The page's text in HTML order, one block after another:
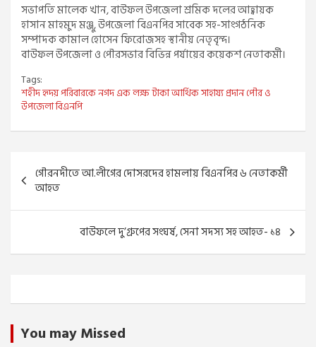
সভাপতি মালেক খান, বাউফল উপজেলা শ্রমিক দলের আহ্বায়ক
হাসান মাহমুদ মঞ্জু, উপজেলা বিএনপির সাবেক সহ-সাংগঠনিক
সম্পাদক কামাল হোসেন ফিরোজসহ স্থানীয় নেতৃবৃন্দ।
বাউফল উপজেলা ও পৌরসভার বিভিন্ন পর্যায়ের কয়েকশ নেতাকর্মী।
Tags:
শহীদ হৃদয় পরিবারকে নগদ এক লক্ষ টাকা আর্থিক সাহায্য প্রদান পৌর ও
উপজেলা বিএনপি
Post
navigation
গৌরনদীতে আ.লীগের দোসরদের হামলায় বিএনপির ৬ নেতাকর্মী
আহত
বাউফলে দু’গ্রুপের সংঘর্ষ, সেনা সদস্য সহ আহত- ১৪
You may Missed